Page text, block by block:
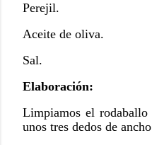
Perejil.
Aceite de oliva.
Sal.
Elaboración:
Limpiamos el
unos tres dedos de